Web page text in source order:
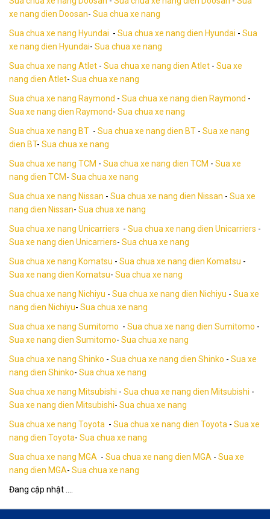
xe nang dien Doosan- Sua chua xe nang
Sua chua xe nang Hyundai - Sua chua xe nang dien Hyundai - Sua
xe nang dien Hyundai- Sua chua xe nang
Sua chua xe nang Atlet - Sua chua xe nang dien Atlet - Sua xe
nang dien Atlet- Sua chua xe nang
Sua chua xe nang Raymond - Sua chua xe nang dien Raymond -
Sua xe nang dien Raymond- Sua chua xe nang
Sua chua xe nang BT - Sua chua xe nang dien BT - Sua xe nang
dien BT- Sua chua xe nang
Sua chua xe nang TCM - Sua chua xe nang dien TCM - Sua xe
nang dien TCM- Sua chua xe nang
Sua chua xe nang Nissan - Sua chua xe nang dien Nissan - Sua xe
nang dien Nissan- Sua chua xe nang
Sua chua xe nang Unicarriers - Sua chua xe nang dien Unicarriers -
Sua xe nang dien Unicarriers- Sua chua xe nang
Sua chua xe nang Komatsu - Sua chua xe nang dien Komatsu -
Sua xe nang dien Komatsu- Sua chua xe nang
Sua chua xe nang Nichiyu - Sua chua xe nang dien Nichiyu - Sua xe
nang dien Nichiyu- Sua chua xe nang
Sua chua xe nang Sumitomo - Sua chua xe nang dien Sumitomo -
Sua xe nang dien Sumitomo- Sua chua xe nang
Sua chua xe nang Shinko - Sua chua xe nang dien Shinko - Sua xe
nang dien Shinko- Sua chua xe nang
Sua chua xe nang Mitsubishi - Sua chua xe nang dien Mitsubishi -
Sua xe nang dien Mitsubishi- Sua chua xe nang
Sua chua xe nang Toyota - Sua chua xe nang dien Toyota - Sua xe
nang dien Toyota- Sua chua xe nang
Sua chua xe nang MGA - Sua chua xe nang dien MGA - Sua xe
nang dien MGA- Sua chua xe nang
Đang cập nhật ....